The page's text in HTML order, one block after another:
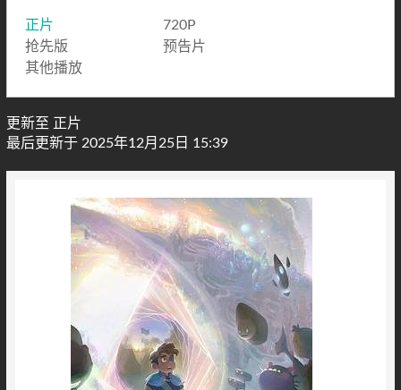
正片
720P
抢先版
预告片
其他播放
更新至 正片
最后更新于 2025年12月25日 15:39